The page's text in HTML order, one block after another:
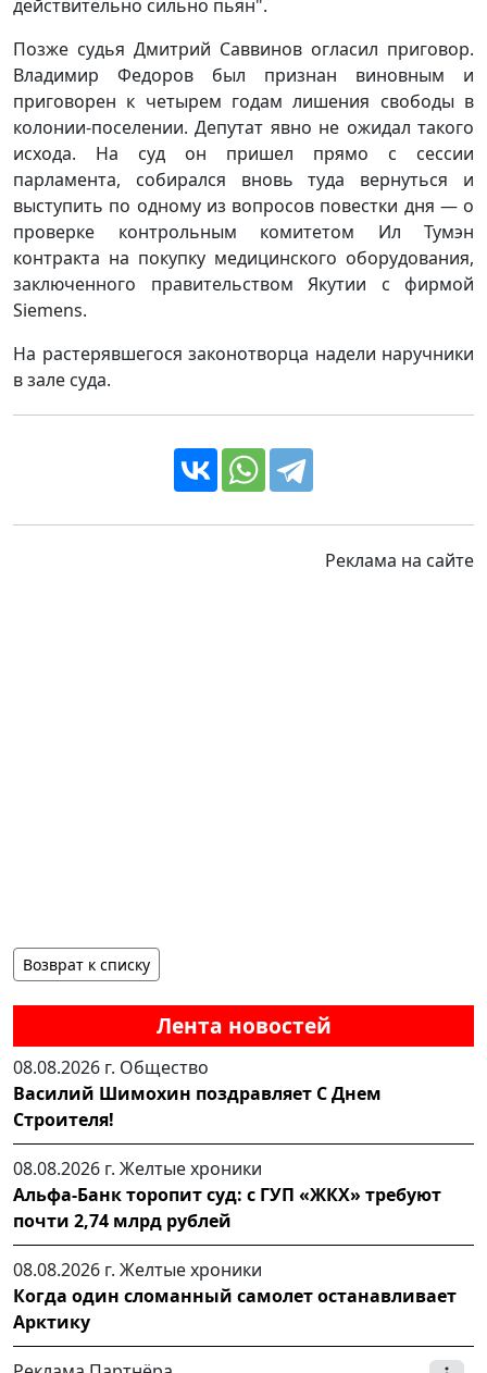
Лента новостей
08.08.2026 г. Общество
Василий Шимохин поздравляет С Днем
Строителя!
08.08.2026 г. Желтые хроники
Альфа-Банк торопит суд: с ГУП «ЖКХ» требуют
почти 2,74 млрд рублей
08.08.2026 г. Желтые хроники
Когда один сломанный самолет останавливает
Арктику
действительно сильно пьян".
Позже судья Дмитрий Саввинов огласил приговор.
Владимир Федоров был признан виновным и
приговорен к четырем годам лишения свободы в
колонии-поселении. Депутат явно не ожидал такого
исхода. На суд он пришел прямо с сессии
парламента, собирался вновь туда вернуться и
выступить по одному из вопросов повестки дня — о
проверке контрольным комитетом Ил Тумэн
контракта на покупку медицинского оборудования,
заключенного правительством Якутии с фирмой
Siemens.
На растерявшегося законотворца надели наручники
в зале суда.
Реклама на сайте
Возврат к списку